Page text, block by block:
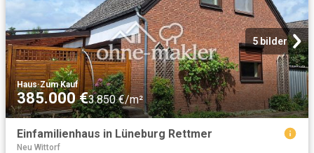
5 bilder
Haus·Zum Kauf
385.000 €3.850 €/m²
Einfamilienhaus in Lüneburg Rettmer
Neu Wittorf